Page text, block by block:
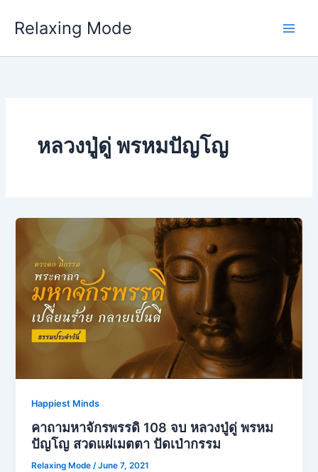
Relaxing Mode
หลวงปู่ดู่ พรหมปัญโญ
Happiest Minds
คาถามหาจักรพรรดิ​ 108 จบ​ หลวงปู่ดู่​ พรหม​
ปัญโญ​ สวดแผ่เมตตา ปัดเป่ากรรม
Relaxing Mode/June 7, 2021